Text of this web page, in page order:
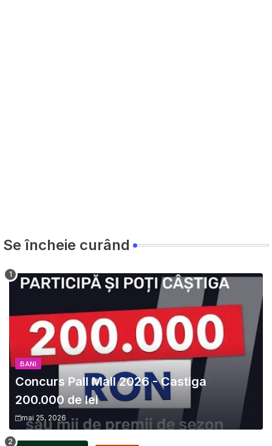
Se încheie curând
BANI
Concurs Pall Mall 2026 - Castiga
200.000 de lei
mai 25, 2026